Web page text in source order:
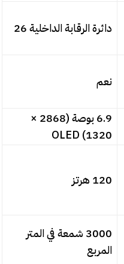
دائرة الرقابة الداخلية 26
نعم
6.9 بوصة (2868 ×
1320) OLED
120 هرتز
3000 شمعة في المتر
المربع